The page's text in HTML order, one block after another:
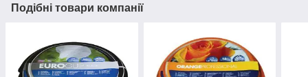
Подібні товари компанії